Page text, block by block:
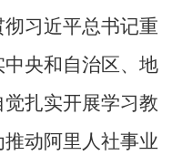
习近平总书记重
央和自治区、地
扎实开展学习教
动阿里人社事业